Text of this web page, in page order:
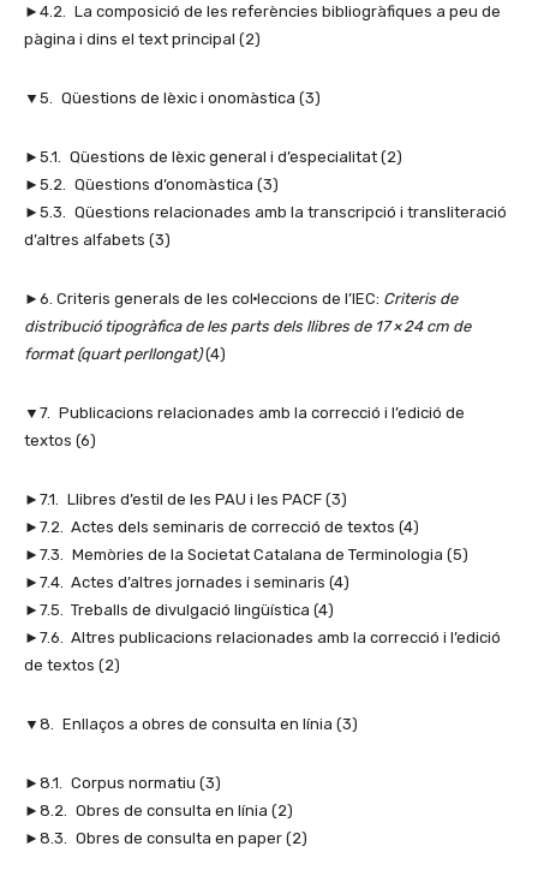
►4.2. La composició de les referències bibliogràfiques a peu de
pàgina i dins el text principal (2)
▼5. Qüestions de lèxic i onomàstica (3)
►5.1. Qüestions de lèxic general i d’especialitat (2)
►5.2. Qüestions d’onomàstica (3)
►5.3. Qüestions relacionades amb la transcripció i transliteració
d’altres alfabets (3)
►6. Criteris generals de les col·leccions de l’IEC: Criteris de
distribució tipogràfica de les parts dels llibres de 17 × 24 cm de
format (quart perllongat)(4)
▼7. Publicacions relacionades amb la correcció i l’edició de
textos (6)
►7.1. Llibres d’estil de les PAU i les PACF (3)
►7.2. Actes dels seminaris de correcció de textos (4)
►7.3. Memòries de la Societat Catalana de Terminologia (5)
►7.4. Actes d’altres jornades i seminaris (4)
►7.5. Treballs de divulgació lingüística (4)
►7.6. Altres publicacions relacionades amb la correcció i l’edició
de textos (2)
▼8. Enllaços a obres de consulta en línia (3)
►8.1. Corpus normatiu (3)
►8.2. Obres de consulta en línia (2)
►8.3. Obres de consulta en paper (2)